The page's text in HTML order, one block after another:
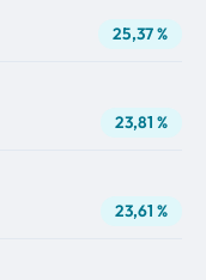
25,37 %
23,81 %
23,61 %